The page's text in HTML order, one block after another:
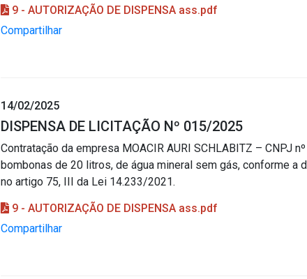
9 - AUTORIZAÇÃO DE DISPENSA ass.pdf
Compartilhar
14/02/2025
DISPENSA DE LICITAÇÃO Nº 015/2025
Contratação da empresa MOACIR AURI SCHLABITZ – CNPJ
bombonas de 20 litros, de água mineral sem gás, conforme a
no artigo 75, III da Lei 14.233/2021.
9 - AUTORIZAÇÃO DE DISPENSA ass.pdf
Compartilhar